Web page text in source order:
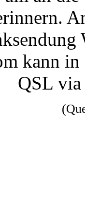
kann
QSL